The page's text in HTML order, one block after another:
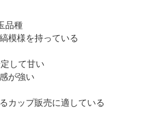
品種
模様を持っている
して甘い
が強い
カップ販売に適している